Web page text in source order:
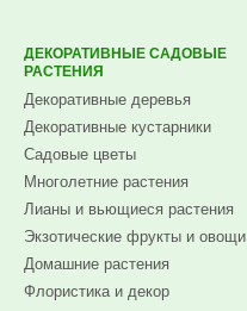
ДЕКОРАТИВНЫЕ САДОВЫЕ
РАСТЕНИЯ
Декоративные деревья
Декоративные кустарники
Садовые цветы
Многолетние растения
Лианы и вьющиеся растения
Экзотические фрукты и овощи
Домашние растения
Флористика и декор